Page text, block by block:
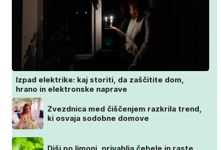
Izpad elektrike: kaj storiti, da zaščitite dom,
hrano in elektronske naprave
Zvezdnica med čiščenjem razkrila trend,
ki osvaja sodobne domove
Diši po limoni, privablja čebele in raste